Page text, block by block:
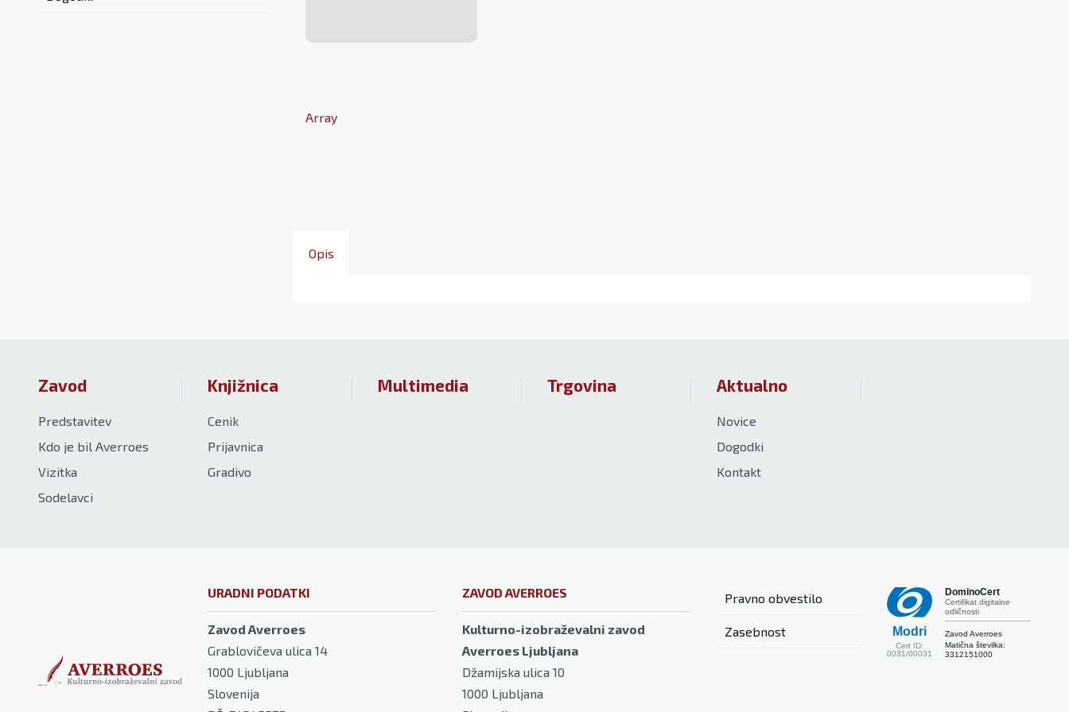
Array
Opis
Zavod
Predstavitev
Kdo je bil Averroes
Vizitka
Sodelavci
Knjižnica
Cenik
Prijavnica
Gradivo
Multimedia Trgovina Aktualno
Novice
Dogodki
Kontakt
URADNI PODATKI
Zavod Averroes
Grablovičeva ulica 14
1000 Ljubljana
Slovenija
ZAVOD AVERROES
Kulturno-izobraževalni zavod
Averroes Ljubljana
Džamijska ulica 10
1000 Ljubljana
Pravno obvestilo
Zasebnost Modri
Cert ID:
0031/00031
DominoCert
Certifikat digitalne
odličnosti
Zavod Averroes
Matična številka:
3312151000